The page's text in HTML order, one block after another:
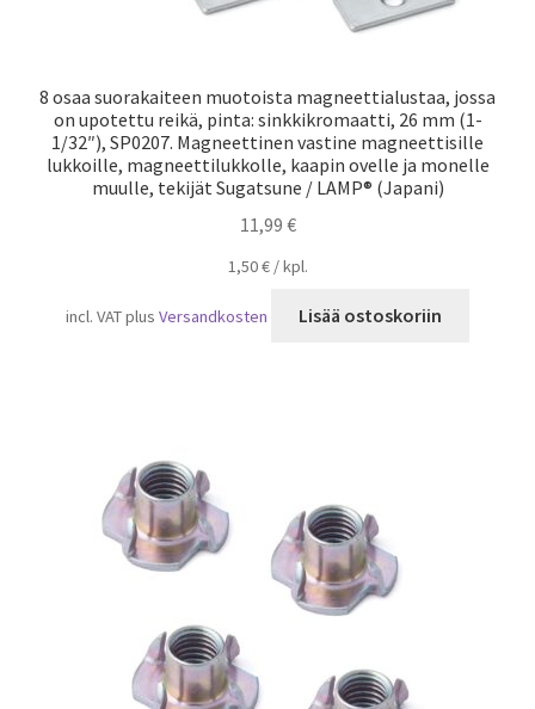
8 osaa suorakaiteen muotoista magneettialustaa, jossa
on upotettu reikä, pinta: sinkkikromaatti, 26 mm (1-
1/32″), SP0207. Magneettinen vastine magneettisille
lukkoille, magneettilukkolle, kaapin ovelle ja monelle
muulle, tekijät Sugatsune / LAMP® (Japani)
11,99 €
1,50€/kpl.
incl. VATplusVersandkosten Lisää ostoskoriin